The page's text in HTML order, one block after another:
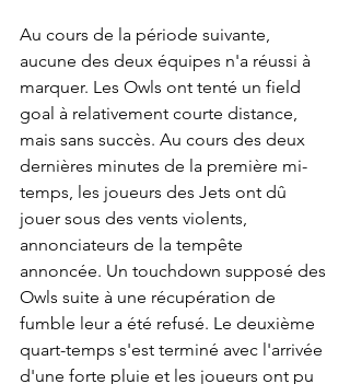
Au cours de la période suivante,
aucune des deux équipes n'a réussi à
marquer. Les Owls ont tenté un field
goal à relativement courte distance,
mais sans succès. Au cours des deux
dernières minutes de la première mi-
temps, les joueurs des Jets ont dû
jouer sous des vents violents,
annonciateurs de la tempête
annoncée. Un touchdown supposé des
Owls suite à une récupération de
fumble leur a été refusé. Le deuxième
quart-temps s'est terminé avec l'arrivée
d'une forte pluie et les joueurs ont pu